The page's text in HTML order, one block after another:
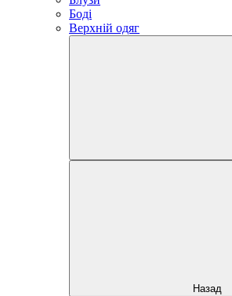
Боді
Верхній одяг
Назад